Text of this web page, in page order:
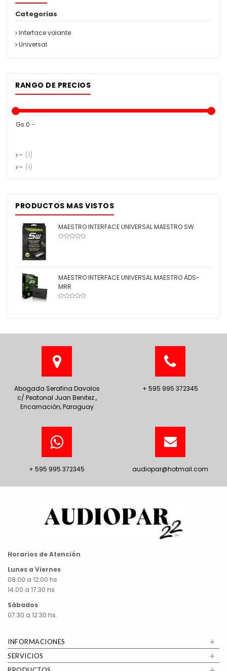
Categorias
Interface volante
Universal
RANGO DE PRECIOS
Gs.0 -
- (1)
- (1)
PRODUCTOS MAS VISTOS
MAESTRO INTERFACE UNIVERSAL MAESTRO SW
MAESTRO INTERFACE UNIVERSAL MAESTRO ADS-
MRR
Abogada Serafina Davalos
c/ Peatonal Juan Benitez.,
Encarnación, Paraguay
+ 595 995 372345
+ 595 995 372345 audiopar@hotmail.com
Horarios de Atención
Lunes a Viernes
08:00 a 12:00 hs
14:00 a 17:30 hs
Sábados
07:30 a 12:30 hs.
INFORMACIONES +
SERVICIOS +